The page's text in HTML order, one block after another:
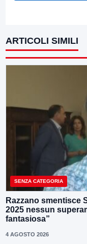
ARTICOLI SIMILI
SENZA CATEGORIA
Razzano smentisce
2025 nessun
fantasiosa”
4 AGOSTO 2026